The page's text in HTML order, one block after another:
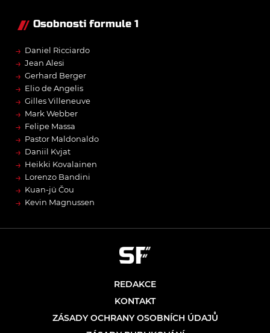
Osobnosti formule 1
→ Daniel Ricciardo
→ Jean Alesi
→ Gerhard Berger
→ Elio de Angelis
→ Gilles Villeneuve
→ Mark Webber
→ Felipe Massa
→ Pastor Maldonaldo
→ Daniil Kvjat
→ Heikki Kovalainen
→ Lorenzo Bandini
→ Kuan-jü Čou
→ Kevin Magnussen
REDAKCE
KONTAKT
ZÁSADY OCHRANY OSOBNÍCH ÚDAJŮ